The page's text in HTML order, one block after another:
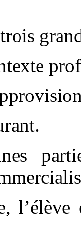
l’élève